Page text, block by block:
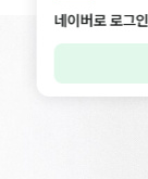
네이버로 로그인